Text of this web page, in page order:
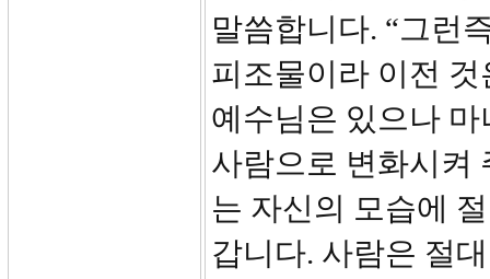
말씀합니다. “그런
피조물이라 이전
예수님은 있으나
사람으로 변화시켜
는 자신의 모습에
갑니다. 사람은 절